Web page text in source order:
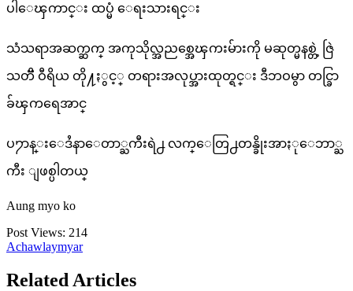
ပါေၾကာင္း ထပ္မံ ေရးသားရင္း
သံသရာအဆက္ဆက္ အကုသိုလ္အညစ္အေၾကးမ်ားကို မဆုတ္မနစ္တဲ့ ဇြဲ
သတၱိ ဝီရိယ တို႔ႏွင့္ တရားအလုပ္အားထုတ္ရင္း ဒီဘဝမွာ တင္ခြာ
ခ်ၾကရေအာင္
ပ႒ာန္းေဒႆနာေတာ္ႀကီးရဲ႕ လက္ေတြ႕တန္ခိုးအာႏုေဘာ္ႀ
ကီး ျဖစ္ပါတယ္
Aung myo ko
Post Views: 214
Achawlaymyar
Related Articles